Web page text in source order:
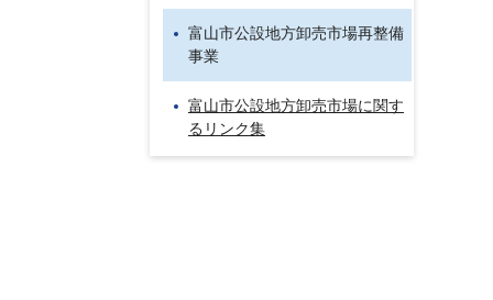
富山市公設地方卸売市場再整備
事業
富山市公設地方卸売市場に関す
るリンク集